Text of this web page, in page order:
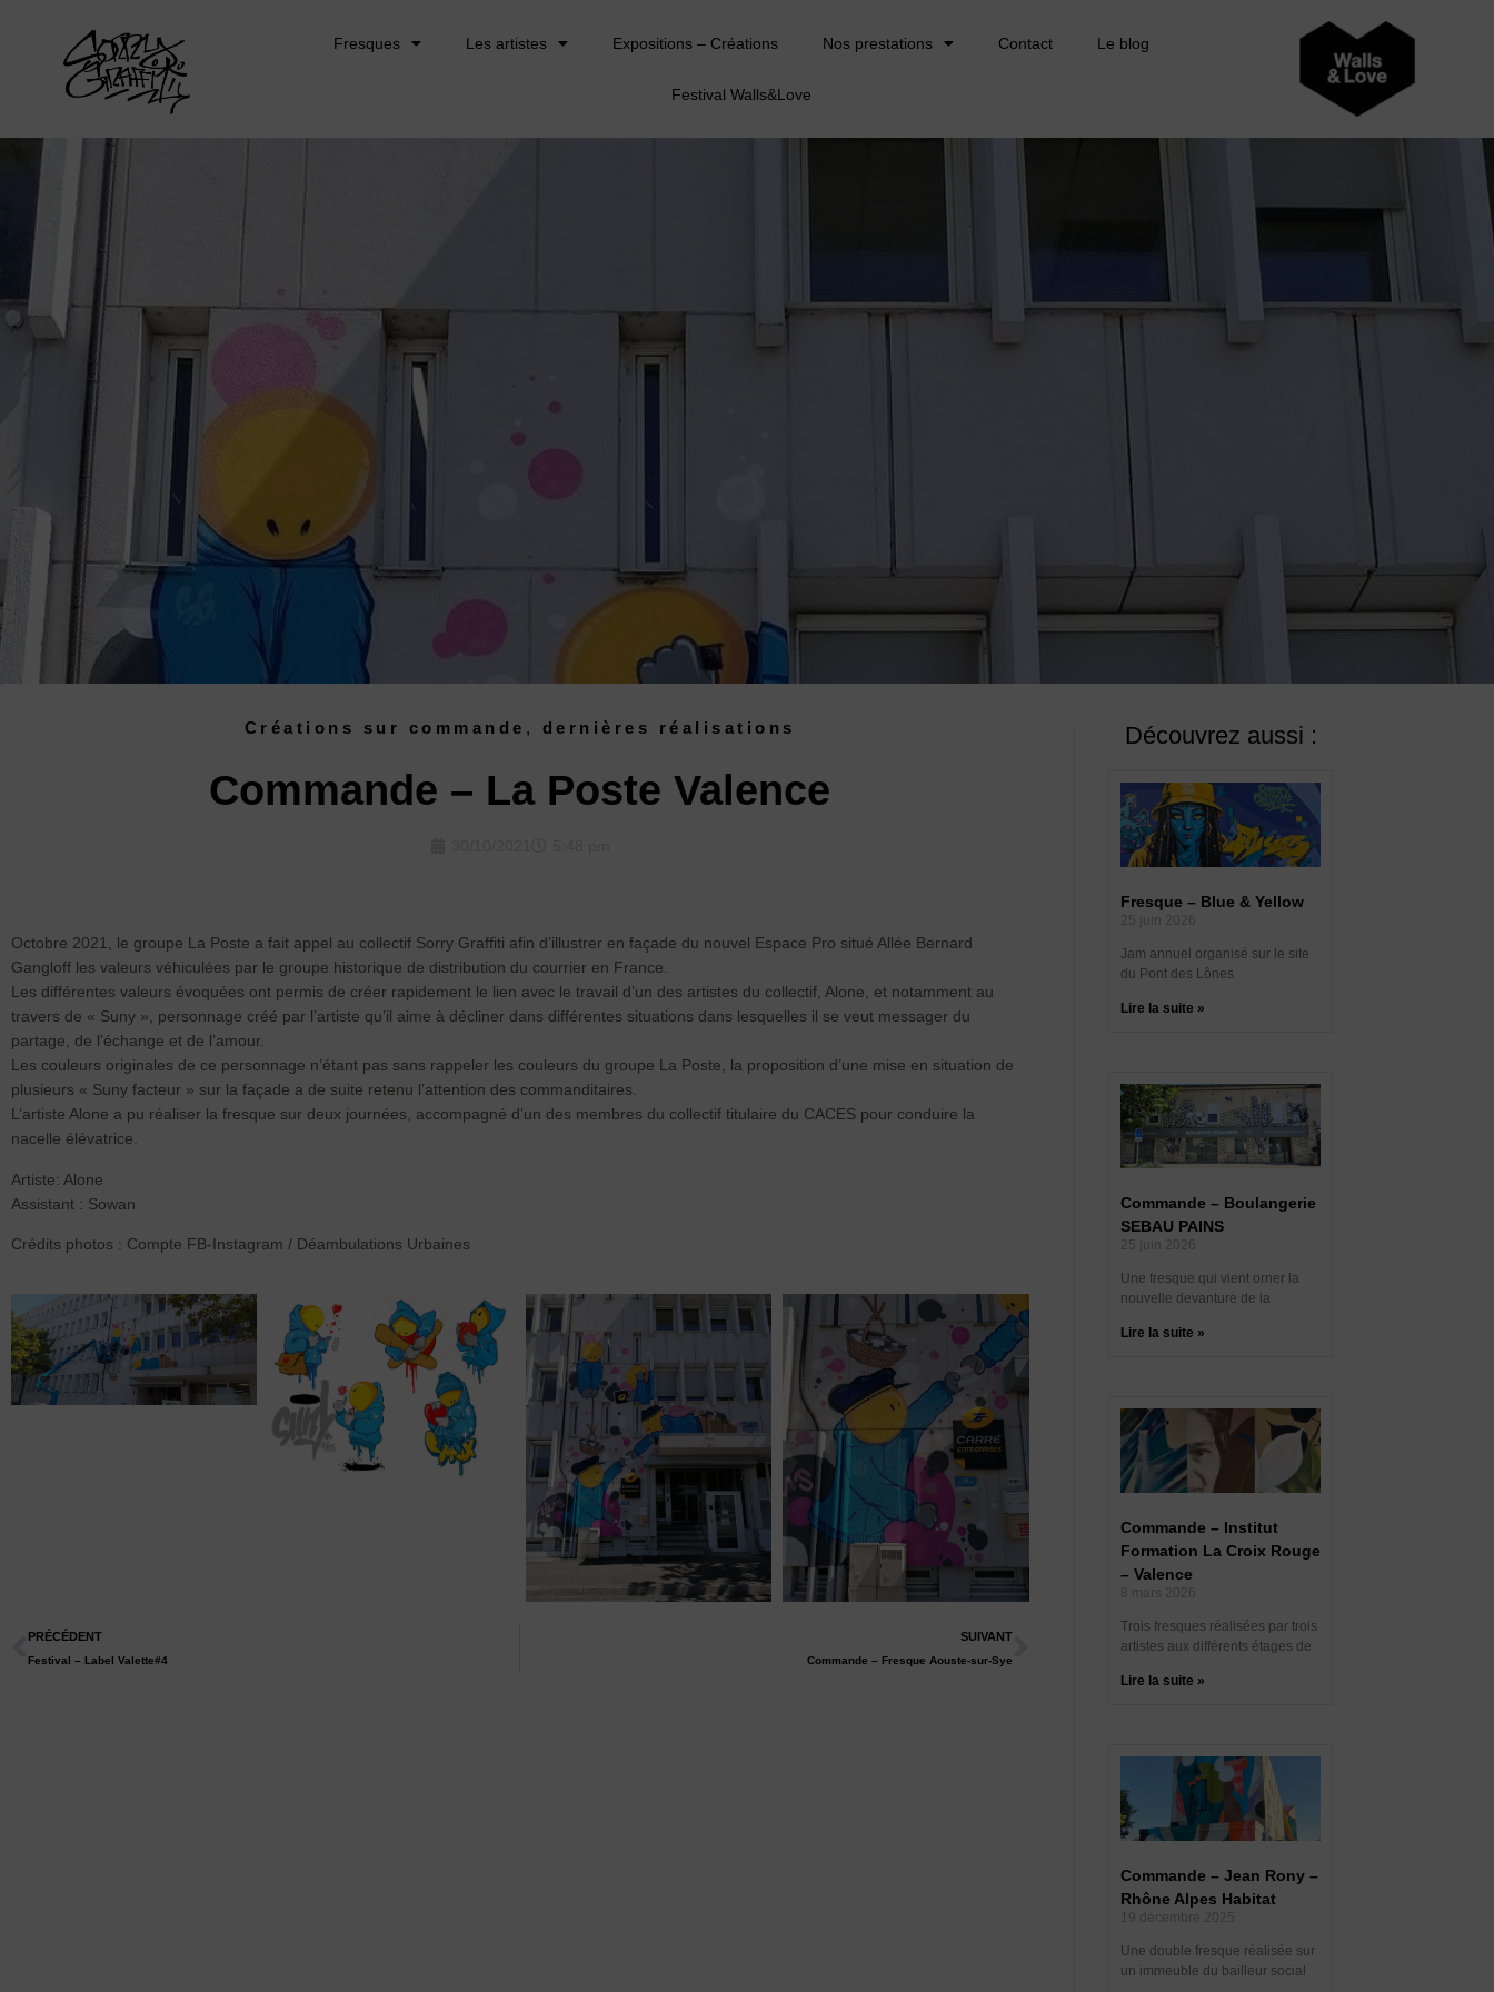
Fresques Les artistes Expositions – Créations Nos prestations Contact Le blog
Festival Walls&Love
Créations sur commande , dernières réalisations
Commande – La Poste Valence
Octobre 2021, le groupe La Poste a fait appel au collectif Sorry Graffiti afin d’illustrer en façade du nouvel Espace Pro situé Allée Bernard
Gangloff les valeurs véhiculées par le groupe historique de distribution du courrier en France.
Les différentes valeurs évoquées ont permis de créer rapidement le lien avec le travail d’un des artistes du collectif, Alone, et notamment au
travers de « Suny », personnage créé par l’artiste qu’il aime à décliner dans différentes situations dans lesquelles il se veut messager du
partage, de l’échange et de l’amour.
Les couleurs originales de ce personnage n’étant pas sans rappeler les couleurs du groupe La Poste, la proposition d’une mise en situation de
plusieurs « Suny facteur » sur la façade a de suite retenu l’attention des commanditaires.
L’artiste Alone a pu réaliser la fresque sur deux journées, accompagné d’un des membres du collectif titulaire du CACES pour conduire la
nacelle élévatrice.
Artiste: Alone
Assistant : Sowan
Crédits photos : Compte FB-Instagram / Déambulations Urbaines
PRÉCÉDENT
Festival – Label Valette#4
SUIVANT
Commande – Fresque Aouste-sur-Sye
Découvrez aussi :
Fresque – Blue & Yellow
25 juin 2026
Jam annuel organisé sur le site
du Pont des Lônes
Lire la suite »
Commande – Boulangerie
SEBAU PAINS
25 juin 2026
Une fresque qui vient orner la
nouvelle devanture de la
Lire la suite »
Commande – Institut
Formation La Croix Rouge
– Valence
8 mars 2026
Trois fresques réalisées par trois
artistes aux différents étages de
Lire la suite »
Commande – Jean Rony –
Rhône Alpes Habitat
19 décembre 2025
Une double fresque réalisée sur
un immeuble du bailleur social